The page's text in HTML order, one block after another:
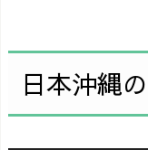
日本沖縄